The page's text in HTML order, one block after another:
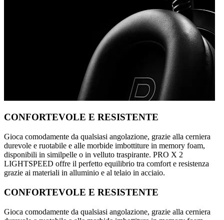
CONFORTEVOLE E RESISTENTE
Gioca comodamente da qualsiasi angolazione, grazie alla cerniera
durevole e ruotabile e alle morbide imbottiture in memory foam,
disponibili in similpelle o in velluto traspirante. PRO X 2
LIGHTSPEED offre il perfetto equilibrio tra comfort e resistenza
grazie ai materiali in alluminio e al telaio in acciaio.
CONFORTEVOLE E RESISTENTE
Gioca comodamente da qualsiasi angolazione, grazie alla cerniera